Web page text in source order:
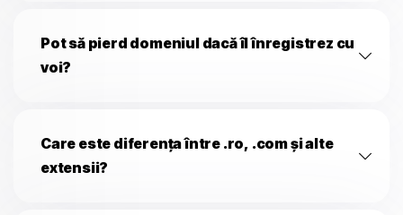
Pot să pierd domeniul dacă îl înregistrez cu
voi?
Care este diferența între .ro, .com și alte
extensii?